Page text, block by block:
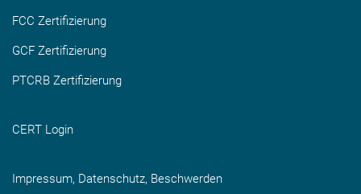
FCC Zertifizierung
GCF Zertifizierung
PTCRB Zertifizierung
CERT Login
Impressum, Datenschutz, Beschwerden